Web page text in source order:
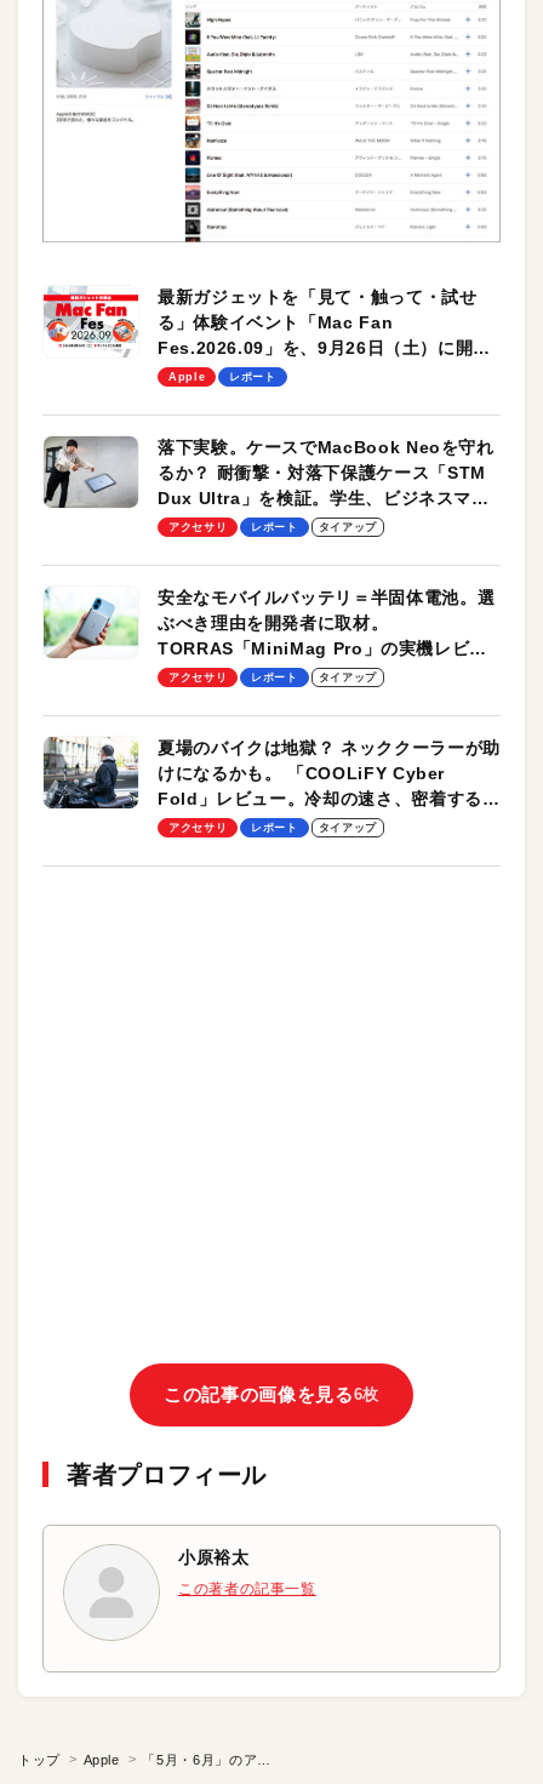
最新ガジェットを「見て・触って・試せ
る」体験イベント「Mac Fan
Fes.2026.09」を、9月26日（土）に開催
します！
Apple レポート
落下実験。ケースでMacBook Neoを守れ
るか？ 耐衝撃・対落下保護ケース「STM
Dux Ultra」を検証。学生、ビジネスマン
のモバイルユースに最適！
アクセサリ レポート タイアップ
安全なモバイルバッテリ＝半固体電池。選
ぶべき理由を開発者に取材。
TORRAS「MiniMag Pro」の実機レビュ
ーも
アクセサリ レポート タイアップ
夏場のバイクは地獄？ ネッククーラーが助
けになるかも。 「COOLiFY Cyber
Fold」レビュー。冷却の速さ、密着する冷
却プレート、シンプルな操作性がグッド！
アクセサリ レポート タイアップ
この記事の画像を見る6枚
著者プロフィール
小原裕太
この著者の記事一覧
トップ Apple